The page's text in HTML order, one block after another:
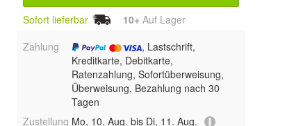
Sofort lieferbar 10+ Auf Lager
Zahlung
, Lastschrift,
Kreditkarte, Debitkarte,
Ratenzahlung, Sofortüberweisung,
Überweisung, Bezahlung nach 30
Tagen
Zustellung Mo, 10. Aug. bis Di, 11. Aug.